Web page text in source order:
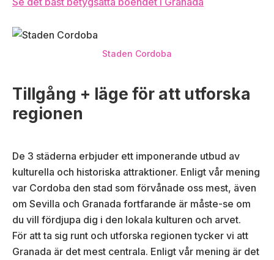
Staden Cordoba
Tillgång + läge för att utforska
regionen
De 3 städerna erbjuder ett imponerande utbud av
kulturella och historiska attraktioner. Enligt vår mening
var Cordoba den stad som förvånade oss mest, även
om Sevilla och Granada fortfarande är måste-se om
du vill fördjupa dig i den lokala kulturen och arvet.
För att ta sig runt och utforska regionen tycker vi att
Granada är det mest centrala. Enligt vår mening är det